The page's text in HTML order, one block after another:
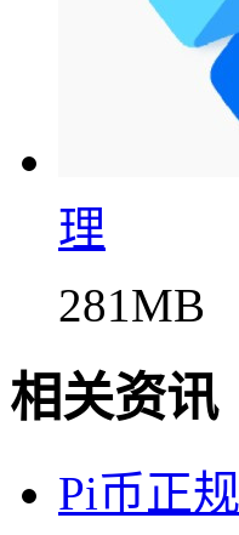
理
281MB
相关资讯
Pi币正